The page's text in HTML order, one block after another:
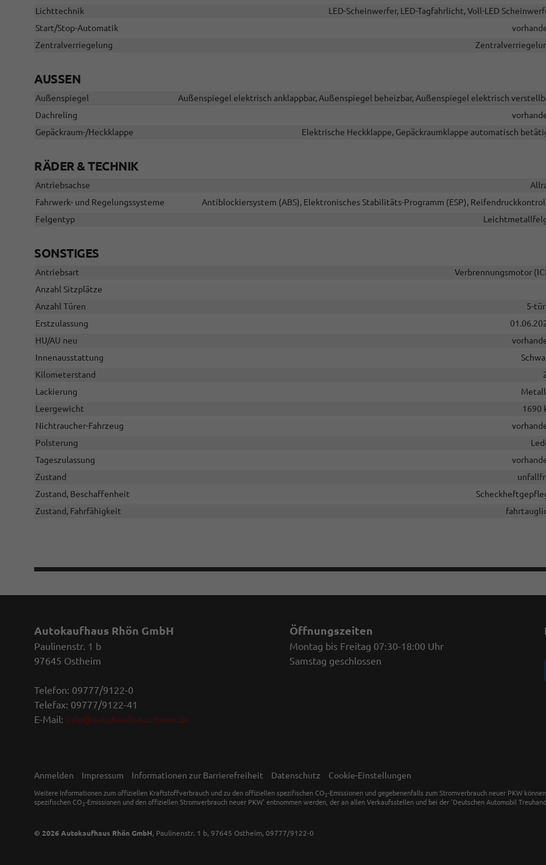
Lichttechnik
LED-Scheinwerfer, LED-Tagfahrlicht, Voll-LED
Start/Stop-Automatik
Zentralverriegelung
AUSSEN
Außenspiegel
Außenspiegel elektrisch anklappbar, Außenspiegel beheizbar, Außenspiegel elektrisch
Dachreling
Gepäckraum-/Heckklappe
Elektrische Heckklappe, Gepäckraumklappe automatisch
RÄDER & TECHNIK
Antriebsachse
Fahrwerk- und Regelungssysteme
Antiblockiersystem (ABS), Elektronisches Stabilitäts-Programm (ESP),
Felgentyp
SONSTIGES
Antriebsart
Verbrennungsmotor
Anzahl Sitzplätze
Anzahl Türen
5-
Erstzulassung
HU/AU neu
Innenausstattung
Kilometerstand
Lackierung
Leergewicht
1690
Nichtraucher-Fahrzeug
Polsterung
Tageszulassung
Zustand
Zustand, Beschaffenheit
Zustand, Fahrfähigkeit
Autokaufhaus Rhön GmbH
Paulinenstr. 1 b
97645 Ostheim
Telefon: 09777/9122-0
Telefax: 09777/9122-41
E-Mail: info@autokaufhausrhoen.de
Öffnungszeiten
Montag bis Freitag 07:30-18:00 Uhr
Samstag geschlossen
Anmelden Impressum Informationen zur Barrierefreiheit Datenschutz Cookie-Einstellungen
Weitere Informationen zum offiziellen Kraftstoffverbrauch und zu den offiziellen spezifischen CO 2-Emissionen und gegebenenfalls zum Stromverbrauch neuer PKW
spezifischen CO 2-Emissionen und den offiziellen Stromverbrauch neuer PKW' entnommen werden, der an allen Verkaufsstellen und bei der 'Deutschen Automobil
© 2026 Autokaufhaus Rhön GmbH, Paulinenstr. 1 b, 97645 Ostheim, 09777/9122-0